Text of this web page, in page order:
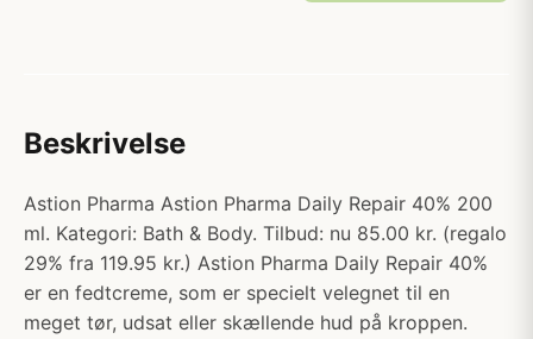
Beskrivelse
Astion Pharma Astion Pharma Daily Repair 40% 200
ml. Kategori: Bath & Body. Tilbud: nu 85.00 kr. (regalo
29% fra 119.95 kr.) Astion Pharma Daily Repair 40%
er en fedtcreme, som er specielt velegnet til en
meget tør, udsat eller skællende hud på kroppen.